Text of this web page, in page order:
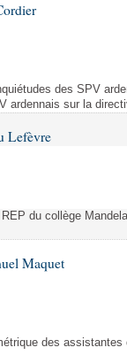
des SPV
ardennais sur la
Lefèvre
du collège
Maquet
des